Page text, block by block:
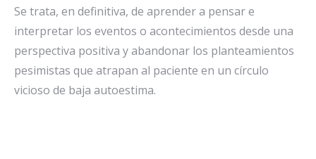
Se trata, en definitiva, de aprender a pensar e
interpretar los eventos o acontecimientos desde una
perspectiva positiva y abandonar los planteamientos
pesimistas que atrapan al paciente en un círculo
vicioso de baja autoestima.